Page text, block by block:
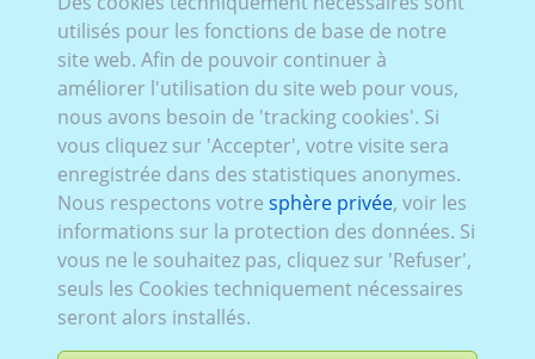
Mazd_074:Série 3 (Typ DJ),2014–2022,5 portes
utilisés pour les fonctions de base de notre
site web. Afin de pouvoir continuer à
améliorer l'utilisation du site web pour vous,
nous avons besoin de 'tracking cookies'. Si
vous cliquez sur 'Accepter', votre visite sera
enregistrée dans des statistiques anonymes.
Nous respectons votre sphère privée, voir les
informations sur la protection des données. Si
vous ne le souhaitez pas, cliquez sur 'Refuser',
seuls les Cookies techniquement nécessaires
seront alors installés.